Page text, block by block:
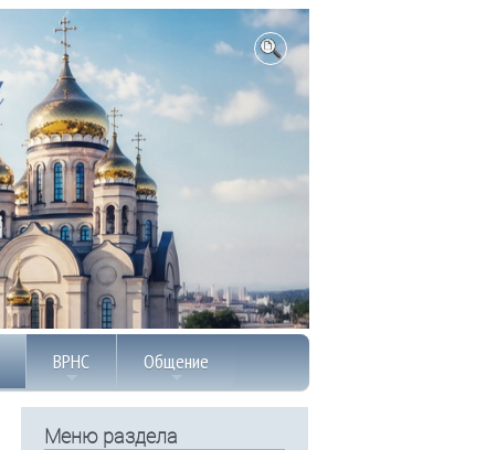
ВРНС Общение
Меню раздела